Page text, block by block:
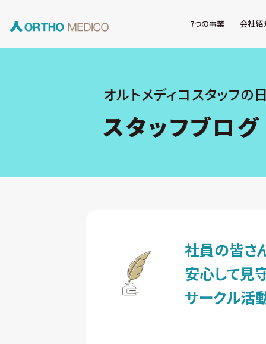
7つの事業 会社紹
オルトメディコスタッフの
スタッフブログ
社員の皆さ
安心して見
サークル活